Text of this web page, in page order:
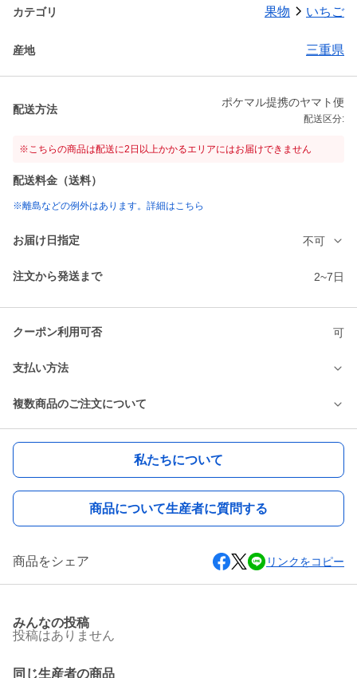
カテゴリ 果物 いちご
産地 三重県
配送方法
ポケマル提携のヤマト便
配送区分:
※こちらの商品は配送に2日以上かかるエリアにはお届けできません
配送料金（送料）
※離島などの例外はあります。詳細はこちら
お届け日指定 不可
注文から発送まで 2~7日
クーポン利用可否 可
支払い方法
複数商品のご注文について
私たちについて
商品について生産者に質問する
商品をシェア リンクをコピー
みんなの投稿
投稿はありません
同じ生産者の商品